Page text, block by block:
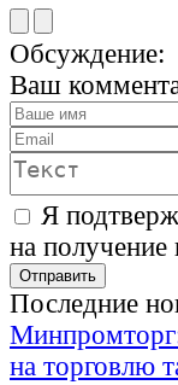
Обсуждение:
Ваш
Я
на получение
Последние
на торговлю